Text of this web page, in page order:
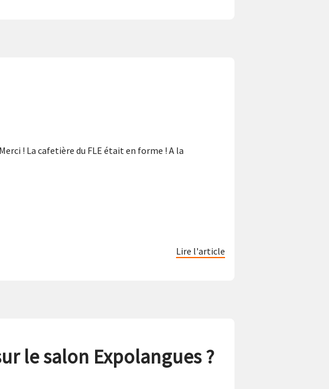
! La cafetière du FLE était en forme ! A la
Lire l'article
le salon Expolangues ?